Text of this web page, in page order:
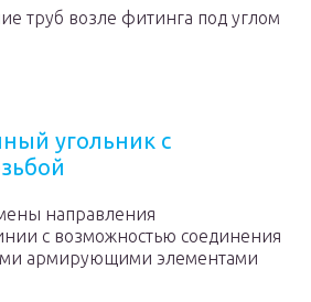
труб возле фитинга под углом
угольник с
направления
с возможностью соединения
армирующими элементами